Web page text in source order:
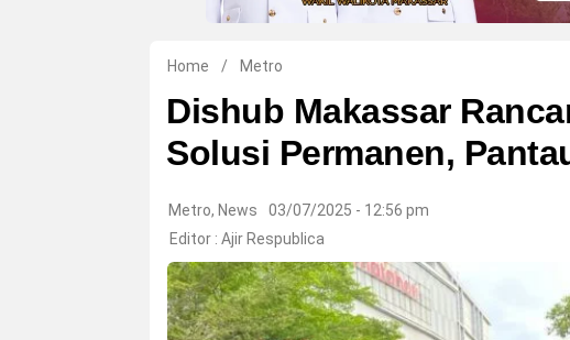
Home / Metro
Dishub Makassar
Solusi Permanen,
Metro, News
03/07/2025 - 12:56 pm
Editor : Ajir Respublica